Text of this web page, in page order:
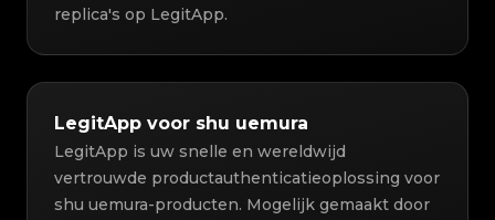
replica's op LegitApp.
LegitApp voor shu uemura
LegitApp is uw snelle en wereldwijd
vertrouwde productauthenticatieoplossing voor
shu uemura-producten. Mogelijk gemaakt door